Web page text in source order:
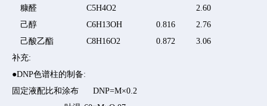
糠醛 C5H4O2
2.60
己醇
C6H13OH 0.816
2.76
己酸乙酯
C8H16O2 0.872
3.06
补充:
●DNP色谱柱的制备:
固定液配比和涂布 DNP=M×0.2